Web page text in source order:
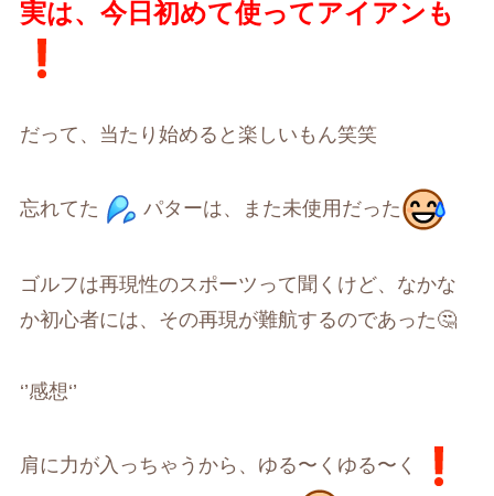
実は、今日初めて使ってアイアンも
だって、当たり始めると楽しいもん笑笑
忘れてた パターは、また未使用だった
ゴルフは再現性のスポーツって聞くけど、なかな
か初心者には、その再現が難航するのであった🤔
‘’感想‘’
肩に力が入っちゃうから、ゆる〜くゆる〜く